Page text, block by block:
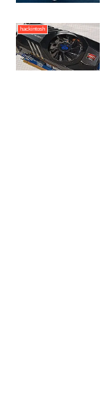
hackintosh